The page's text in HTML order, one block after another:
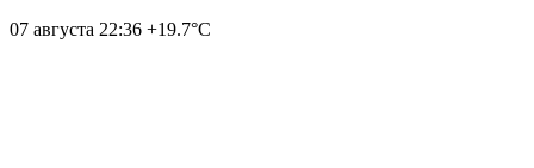
07 августа 22:36 +19.7°С